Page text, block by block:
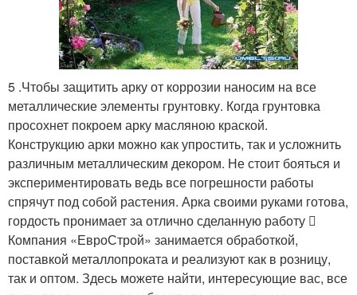
5 .Чтобы защитить арку от коррозии наносим на все
металлические элементы грунтовку. Когда грунтовка
просохнет покроем арку масляною краской.
Конструкцию арки можно как упростить, так и усложнить
различным металлическим декором. Не стоит бояться и
экспериментировать ведь все погрешности работы
спрячут под собой растения. Арка своими руками готова,
гордость пронимает за отлично сделанную работу 
Компания «ЕвроСтрой» занимается обработкой,
поставкой металлопроката и реализуют как в розницу,
так и оптом. Здесь можете найти, интересующие вас, все